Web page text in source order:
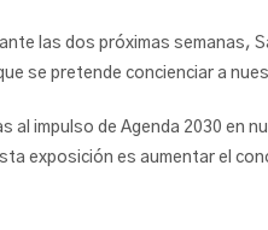
las dos próximas semanas,
se pretende concienciar a
al impulso de Agenda 2030
exposición es aumentar el